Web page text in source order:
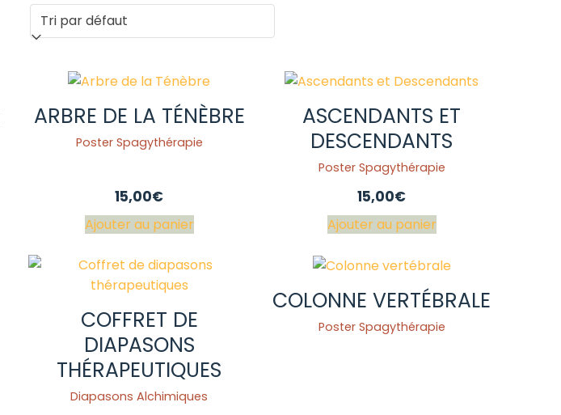
ARBRE DE LA TÉNÈBRE
Poster Spagythérapie
15,00€
Ajouter au panier
ASCENDANTS ET
DESCENDANTS
Poster Spagythérapie
15,00€
Ajouter au panier
COFFRET DE
DIAPASONS
THÉRAPEUTIQUES
Diapasons Alchimiques
COLONNE VERTÉBRALE
Poster Spagythérapie